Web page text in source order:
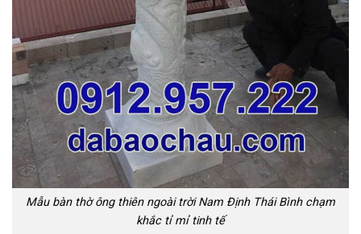
Mẫu bàn thờ ông thiên ngoài trời Nam Định Thái Bình chạm
khắc tỉ mỉ tinh tế